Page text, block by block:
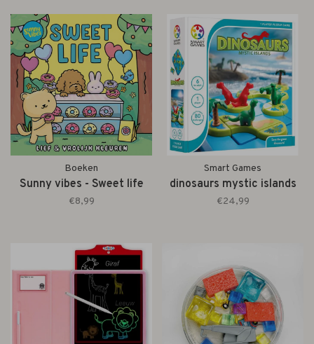
Boeken
Sunny vibes - Sweet life
€8,99
Smart Games
dinosaurs mystic islands
€24,99